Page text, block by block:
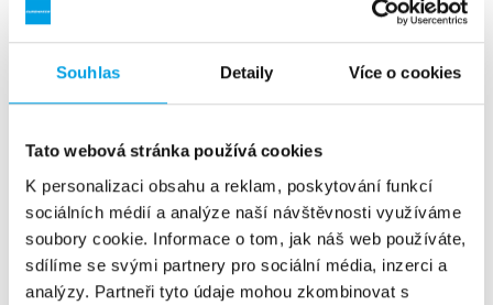
Souhlas Detaily Více o cookies
Tato webová stránka používá cookies
K personalizaci obsahu a reklam, poskytování funkcí
sociálních médií a analýze naší návštěvnosti využíváme
soubory cookie. Informace o tom, jak náš web používáte,
sdílíme se svými partnery pro sociální média, inzerci a
analýzy. Partneři tyto údaje mohou zkombinovat s
v napájecí vodě pro parní kotle.